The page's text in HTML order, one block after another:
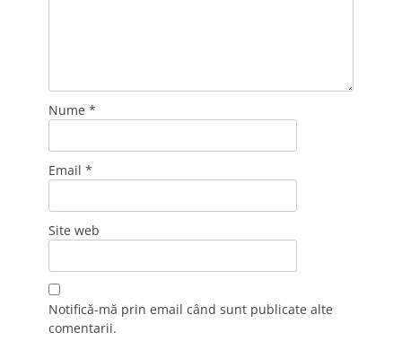
Nume *
Email *
Site web
Notifică-mă prin email când sunt publicate alte
comentarii.